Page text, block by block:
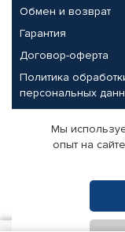
Обмен и возврат
Гарантия
Договор-оферта
Политика
персональных
Партнерам
Корпоративным
Поставщикам
Мы
опыт на